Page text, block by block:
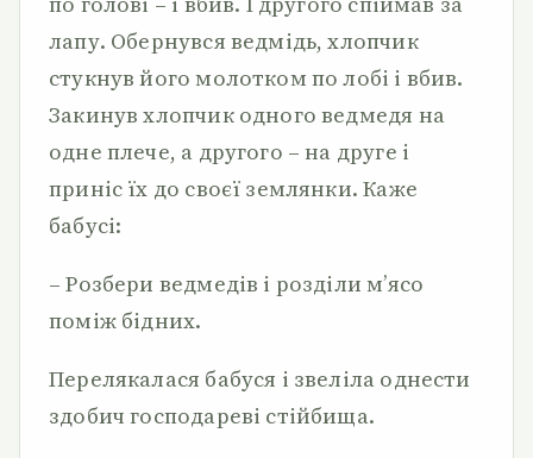
лапу. Обернувся ведмідь, хлопчик
стукнув його молотком по лобі і вбив.
Закинув хлопчик одного ведмедя на
одне плече, а другого – на друге і
приніс їх до своєї землянки. Каже
бабусі:
– Розбери ведмедів і розділи м’ясо
поміж бідних.
Перелякалася бабуся і звеліла однести
здобич господареві стійбища.